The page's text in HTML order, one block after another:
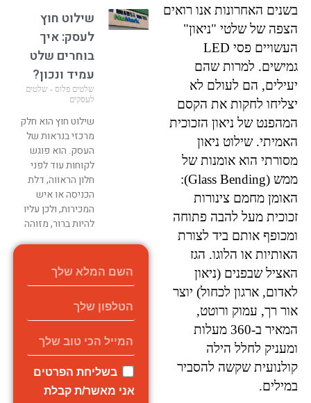
בשנים האחרונות אנו רואים
הצפה של שלטי "ניאון"
העשויים פסי LED
גמישים. למרות שהם
יעילים, הם לעולם לא
יצליחו לחקות את הקסם
המהפנט של ניאון הזכוכית
האמיתי. שילוט ניאון
מסורתי הוא אומנות של
ממש (Glass Bending):
האומן מחמם צינורות
זכוכית מעל להבה פתוחה
ומכופף אותם ביד לצורת
האותיות או הלוגו. הגז
האציל שבפנים (ניאון
לאדום, ארגון לכחול) יוצר
אור רך, עמוק ורוטט,
המאיר ב-360 מעלות
ומעניק לחלל הילה
קולנועית שקשה להסביר
במילים.
שילוט חוץ
לעסק: איך
בוחרים שלט
עמיד ונכון?
שלטים פלוס - שלטים
לעסקים
שילוט חוץ הוא חלק
מרכזי בנראות של
העסק. הוא פוגש
לקוחות עוד לפני
חלון הראווה, דלת
הכניסה או איש
המכירות, ולכן עליו
להיות ברור, מזוהה
בשליחת הפרטים
אני מאשר/ת קבלת